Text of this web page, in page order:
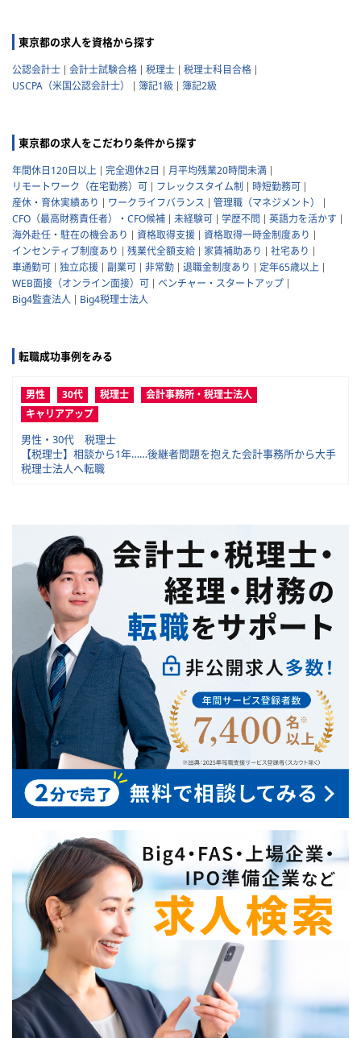
東京都の求人を資格から探す
公認会計士 会計士試験合格 税理士
税理士科目合格
USCPA（米国公認会計士）
簿記1級 簿記2級
東京都の求人をこだわり条件から探す
年間休日120日以上 完全週休2日
月平均残業20時間未満
リモートワーク（在宅勤務）可
フレックスタイム制
時短勤務可
産休・育休実績あり
ワークライフバランス
管理職（マネジメント）
CFO（最高財務責任者）・CFO候補
未経験可 学歴不問
英語力を活かす
海外赴任・駐在の機会あり
資格取得支援
資格取得一時金制度あり
インセンティブ制度あり
残業代全額支給 家賃補助あり
社宅あり
車通勤可
独立応援 副業可 非常勤 退職金制度あり
定年65歳以上
WEB面接（オンライン面接）可
ベンチャー・スタートアップ
Big4監査法人
Big4税理士法人
転職成功事例をみる
男性 30代 税理士
会計事務所・税理士法人
キャリアアップ
男性・30代 税理士
【税理士】相談から1年……後継者問題を抱えた会計事務所から大手
税理士法人へ転職